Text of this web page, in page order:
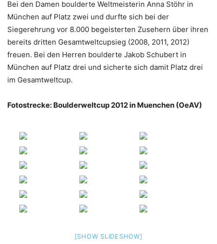
Bei den Damen boulderte Weltmeisterin Anna Stöhr in
München auf Platz zwei und durfte sich bei der
Siegerehrung vor 8.000 begeisterten Zusehern über ihren
bereits dritten Gesamtweltcupsieg (2008, 2011, 2012)
freuen. Bei den Herren boulderte Jakob Schubert in
München auf Platz drei und sicherte sich damit Platz drei
im Gesamtweltcup.
Fotostrecke: Boulderweltcup 2012 in Muenchen (OeAV)
[SHOW SLIDESHOW]